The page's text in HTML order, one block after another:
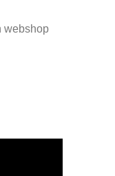
webshop